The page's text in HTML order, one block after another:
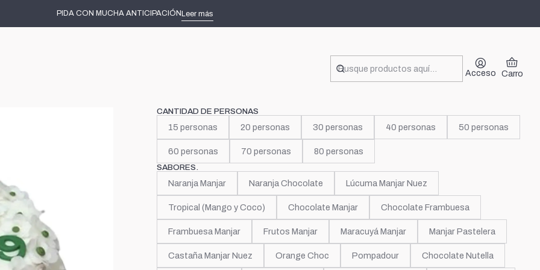
Acceso Carro
PIDA CON MUCHA ANTICIPACIÓNLeer más
Inicio Tortas decoradas Ellas Abuelita
CANTIDAD DE PERSONAS
15 personas 20 personas 30 personas 40 personas 50 personas
60 personas 70 personas 80 personas
SABORES.
Naranja Manjar Naranja Chocolate Lúcuma Manjar Nuez
Tropical (Mango y Coco) Chocolate Manjar Chocolate Frambuesa
Frambuesa Manjar Frutos Manjar Maracuyá Manjar Manjar Pastelera
Castaña Manjar Nuez Orange Choc Pompadour Chocolate Nutella